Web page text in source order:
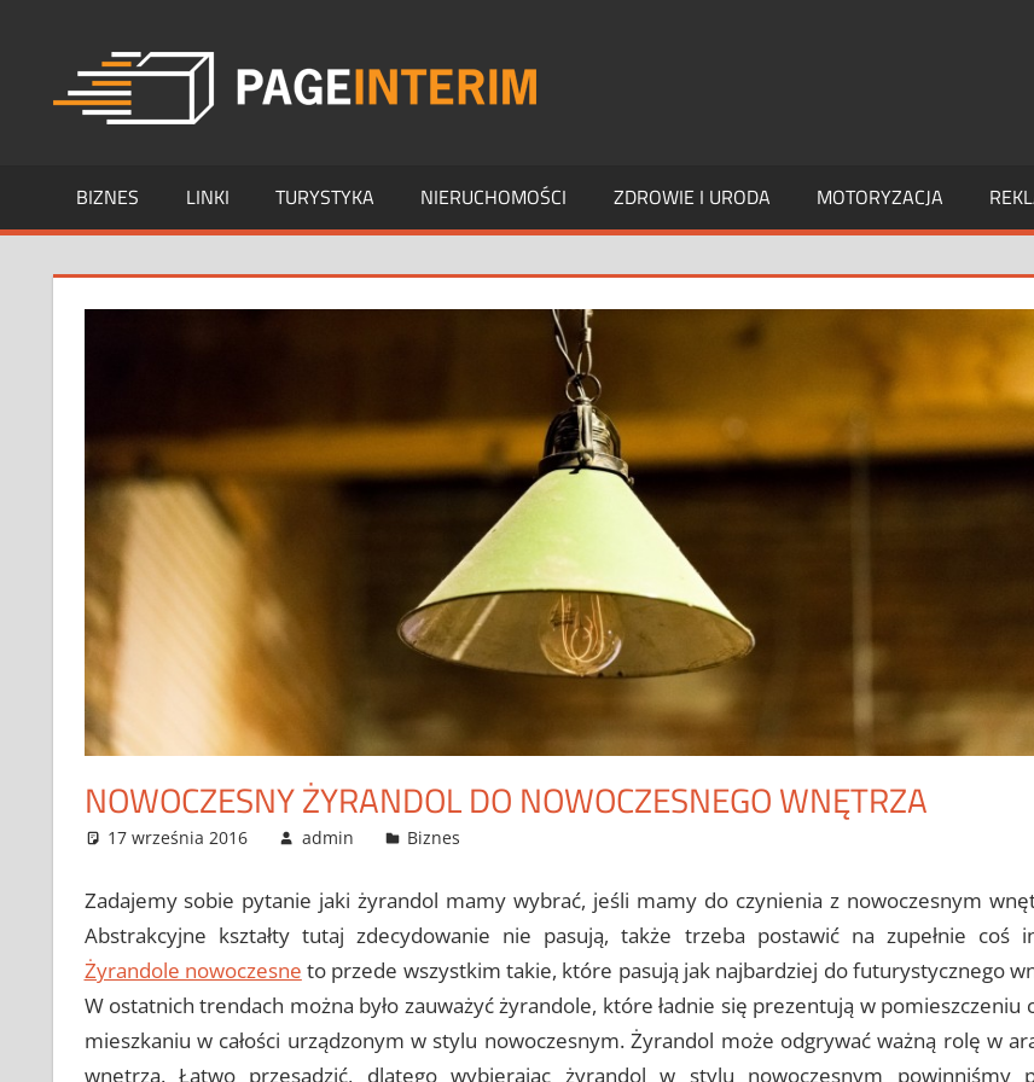
content
BIZNES LINKI TURYSTYKA NIERUCHOMOŚCI ZDROWIE I URODA MOTORYZACJA
NOWOCZESNY ŻYRANDOL DO NOWOCZESNEGO WNĘTRZA
17 września 2016 admin Biznes
Zadajemy sobie pytanie jaki żyrandol mamy wybrać, jeśli mamy do czynienia z nowoczesnym
Abstrakcyjne kształty tutaj zdecydowanie nie pasują, także trzeba postawić na zupełnie coś
Żyrandole nowoczesne to przede wszystkim takie, które pasują jak najbardziej do futurystycznego
W ostatnich trendach można było zauważyć żyrandole, które ładnie się prezentują w pomieszczeniu
mieszkaniu w całości urządzonym w stylu nowoczesnym. Żyrandol może odgrywać ważną rolę w
wnętrza. Łatwo przesadzić, dlatego wybierając żyrandol w stylu nowoczesnym powinniśmy